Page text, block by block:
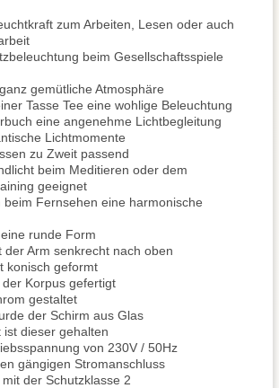
zum Arbeiten, Lesen oder auch
beim Gesellschaftsspiele
gemütliche Atmosphäre
Tasse Tee eine wohlige Beleuchtung
eine angenehme Lichtbegleitung
Lichtmomente
zu Zweit passend
beim Meditieren oder dem
geeignet
beim Fernsehen eine harmonische
runde Form
der Arm senkrecht nach oben
konisch geformt
Korpus gefertigt
gestaltet
der Schirm aus Glas
ist dieser gehalten
von 230V / 50Hz
gängigen Stromanschluss
der Schutzklasse 2